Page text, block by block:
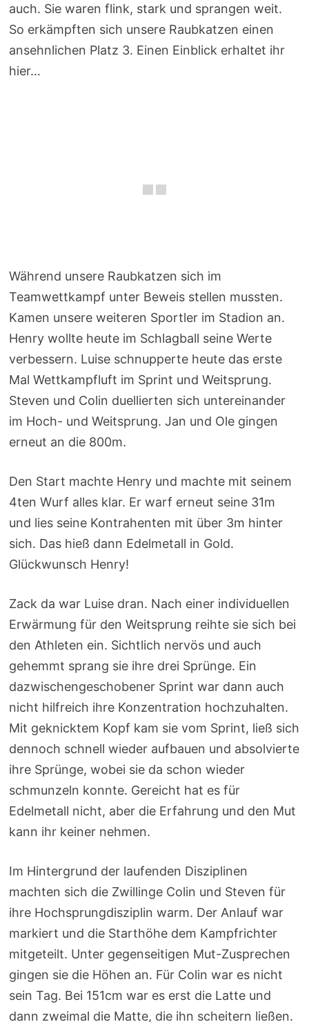
auch. Sie waren flink, stark und sprangen weit.
So erkämpften sich unsere Raubkatzen einen
ansehnlichen Platz 3. Einen Einblick erhaltet ihr
hier…
Während unsere Raubkatzen sich im
Teamwettkampf unter Beweis stellen mussten.
Kamen unsere weiteren Sportler im Stadion an.
Henry wollte heute im Schlagball seine Werte
verbessern. Luise schnupperte heute das erste
Mal Wettkampfluft im Sprint und Weitsprung.
Steven und Colin duellierten sich untereinander
im Hoch- und Weitsprung. Jan und Ole gingen
erneut an die 800m.
Den Start machte Henry und machte mit seinem
4ten Wurf alles klar. Er warf erneut seine 31m
und lies seine Kontrahenten mit über 3m hinter
sich. Das hieß dann Edelmetall in Gold.
Glückwunsch Henry!
Zack da war Luise dran. Nach einer individuellen
Erwärmung für den Weitsprung reihte sie sich bei
den Athleten ein. Sichtlich nervös und auch
gehemmt sprang sie ihre drei Sprünge. Ein
dazwischengeschobener Sprint war dann auch
nicht hilfreich ihre Konzentration hochzuhalten.
Mit geknicktem Kopf kam sie vom Sprint, ließ sich
dennoch schnell wieder aufbauen und absolvierte
ihre Sprünge, wobei sie da schon wieder
schmunzeln konnte. Gereicht hat es für
Edelmetall nicht, aber die Erfahrung und den Mut
kann ihr keiner nehmen.
Im Hintergrund der laufenden Disziplinen
machten sich die Zwillinge Colin und Steven für
ihre Hochsprungdisziplin warm. Der Anlauf war
markiert und die Starthöhe dem Kampfrichter
mitgeteilt. Unter gegenseitigen Mut-Zusprechen
gingen sie die Höhen an. Für Colin war es nicht
sein Tag. Bei 151cm war es erst die Latte und
dann zweimal die Matte, die ihn scheitern ließen.